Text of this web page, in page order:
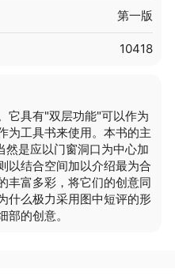
第一版
10418
它具有"双层功能"可以作为
为工具书来使用。本书的主
然是应以门窗洞口为中心加
以结合空间加以介绍最为合
丰富多彩，将它们的创意同
什么极力采用图中短评的形
的创意。